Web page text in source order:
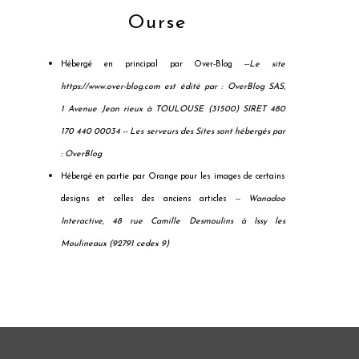
Ourse
Hébergé en principal par Over-Blog --Le site
https://www.over-blog.com est édité par : OverBlog SAS,
1 Avenue Jean rieux à TOULOUSE (31500) SIRET 480
170 440 00034 -- Les serveurs des Sites sont hébergés par
: OverBlog
Hébergé en partie par Orange pour les images de certains
designs et celles des anciens articles -- Wanadoo
Interactive, 48 rue Camille Desmoulins à Issy les
Moulineaux (92791 cedex 9)